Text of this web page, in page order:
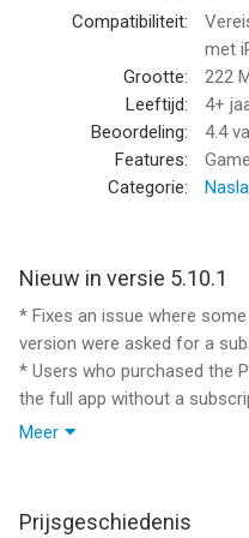
* 300 species - 2000 images
* Extensive description of
* Species names in 11
* Scientific identification
* Online Mushroom
* Quiz game
* APPEARANCE AND SCENT
- size, color, hat, gills, stem,
* EDIBILITY AND TASTE
- toxic, edible, allergen, etc.
* FRUIT BODY TYPE
- belly mushrooms, gilled
* FAMILY
Compatibiliteit:
met
Grootte:
222
Leeftijd:
4+
Beoordeling:
4.4
Features:
Categorie:
Nieuw in versie 5.10.1
* Fixes an issue where
version were asked for a
* Users who purchased the
the full app without a
* New: Add multiple photos
* New: "About me" in your
Meer
Prijsgeschiedenis